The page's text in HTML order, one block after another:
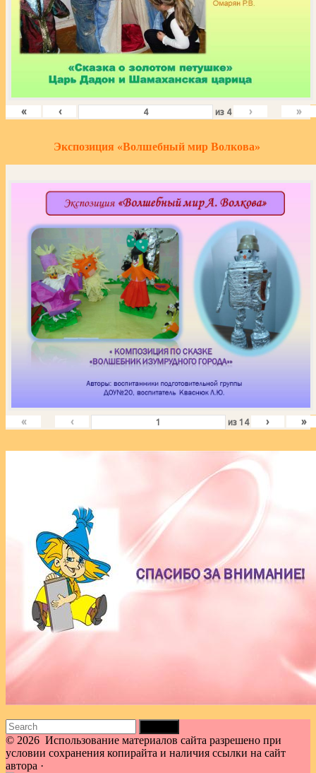
« ‹ из 4 › »
Экспозиция «Волшебный мир Волкова»
« ‹ из 14 › »
Search
for:
© 2026 Использование материалов сайта разрешено при
условии сохранения копирайта и наличия ссылки на сайт
автора ·